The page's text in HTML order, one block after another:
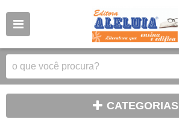
CATEGORIAS